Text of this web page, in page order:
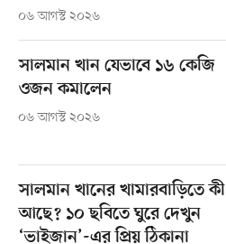
০৬ আগস্ট ২০২৬
সালমান খান যেভাবে ১৬ কেজি
ওজন কমালেন
০৬ আগস্ট ২০২৬
সালমান খানের খামারবাড়িতে কী
আছে? ১০ ছবিতে ঘুরে দেখুন
‘ভাইজান’-এর প্রিয় ঠিকানা